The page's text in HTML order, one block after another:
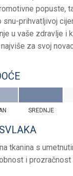
popuste,
prihvatljivoj
u vaše zdravlje i
za svoj
SREDNJE
tkanina s
i prozračnost